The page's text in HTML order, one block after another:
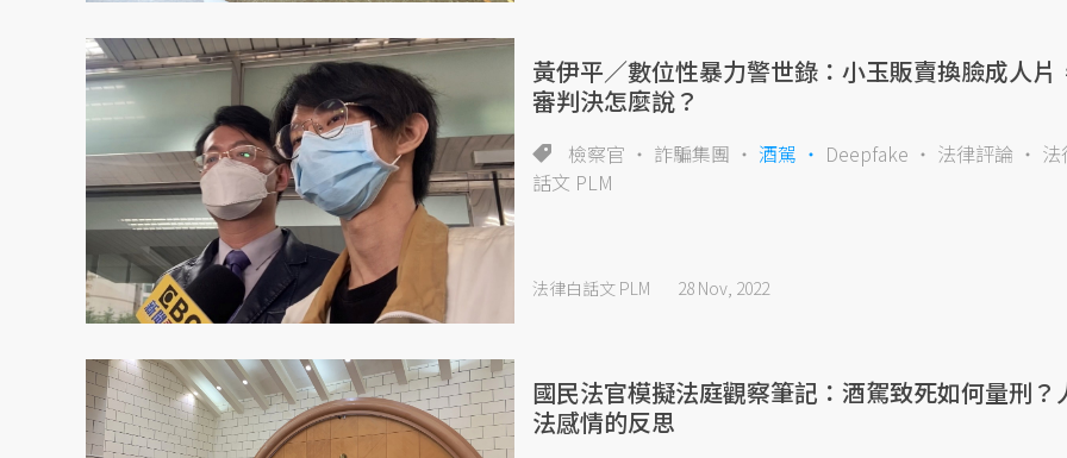
黃伊平／數位性暴力警世錄：小玉販賣換臉成人片
審判決怎麼說？
檢察官 詐騙集團 酒駕 Deepfake 法律評論
法
話文 PLM
法律白話文 PLM 28 Nov, 2022
國民法官模擬法庭觀察筆記：酒駕致死如何量刑？
法感情的反思